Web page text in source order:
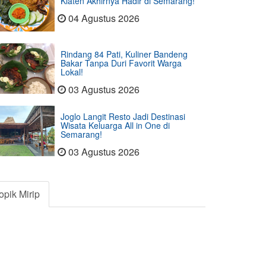
04 Agustus 2026
Rindang 84 Pati, Kuliner Bandeng
Bakar Tanpa Duri Favorit Warga
Lokal!
03 Agustus 2026
Joglo Langit Resto Jadi Destinasi
Wisata Keluarga All in One di
Semarang!
03 Agustus 2026
Mirip